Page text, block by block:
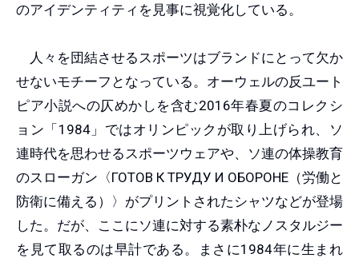
のアイデンティティを見事に視覚化している。
人々を団結させるスポーツはブランドにとって欠か
せないモチーフとなっている。オーウェルの反ユート
ピア小説への仄めかしを含む2016年春夏のコレクシ
ョン「1984」ではオリンピックが取り上げられ、ソ
連時代を思わせるスポーツウェアや、ソ連の体操教育
のスローガン〈ГОТОВ К ТРУДУ И ОБОРОНЕ（労働と
防衛に備える）〉がプリントされたシャツなどが登場
した。だが、ここにソ連に対する素朴なノスタルジー
を見て取るのは早計である。まさに1984年に生まれ